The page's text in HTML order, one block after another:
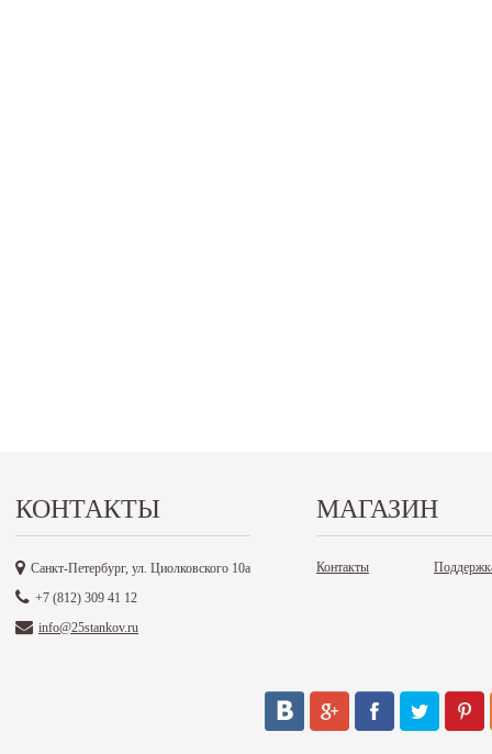
КОНТАКТЫ
Санкт-Петербург, ул. Циолковского 10а
+7 (812) 309 41 12
info@25stankov.ru
МАГАЗИН
Контакты